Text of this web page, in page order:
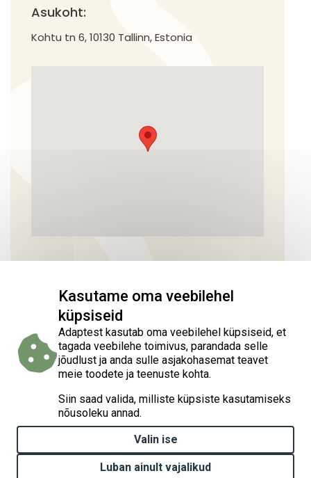
Asukoht:
Kohtu tn 6, 10130 Tallinn, Estonia
Kasutame oma veebilehel
küpsiseid
Adaptest kasutab oma veebilehel küpsiseid, et
tagada veebilehe toimivus, parandada selle
jõudlust ja anda sulle asjakohasemat teavet
meie toodete ja teenuste kohta.
Siin saad valida, milliste küpsiste kasutamiseks
nõusoleku annad.
Valin ise
Luban ainult vajalikud